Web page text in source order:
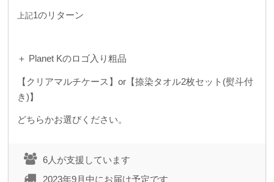
上記1のリターン
＋ Planet Kのロゴ入り粗品
【クリアマルチケース】or【捺染タオル2枚セット(熨斗付
き)】
どちらかお選びください。
6人が支援しています
2023年9月中にお届け予定です